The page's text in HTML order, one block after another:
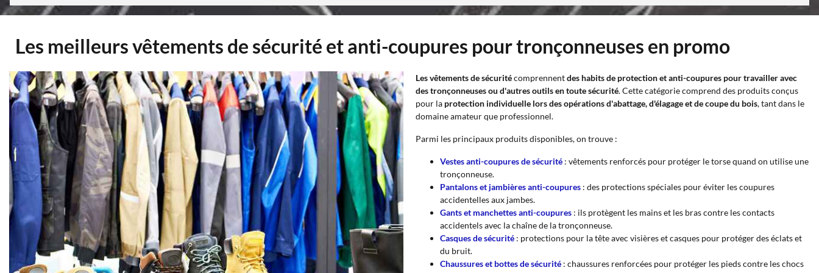
Les meilleurs vêtements de sécurité et anti-coupures pour tronçonneuses en promo
Les vêtements de sécuritécomprennentdes habits de protection et anti-coupures pour travailler avec
des tronçonneuses ou d'autres outils en toute sécurité. Cette catégorie comprend des produits conçus
pour la protection individuelle lors des opérations d'abattage, d'élagage et de coupe du bois, tant dans le
domaine amateur que professionnel.
Parmi les principaux produits disponibles, on trouve :
Vestes anti-coupures de sécurité : vêtements renforcés pour protéger le torse quand on utilise une
tronçonneuse.
Pantalons et jambières anti-coupures : des protections spéciales pour éviter les coupures
accidentelles aux jambes.
Gants et manchettes anti-coupures : ils protègent les mains et les bras contre les contacts
accidentels avec la chaîne de la tronçonneuse.
Casques de sécurité : protections pour la tête avec visières et casques pour protéger des éclats et
du bruit.
Chaussures et bottes de sécurité : chaussures renforcées pour protéger les pieds contre les chocs